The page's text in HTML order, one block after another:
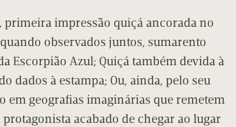
primeira impressão quiçá ancorada no
observados juntos, sumarento
Escorpião Azul; Quiçá também devida à
dados à estampa; Ou, ainda, pelo seu
geografias imaginárias que remetem
acabado de chegar ao lugar